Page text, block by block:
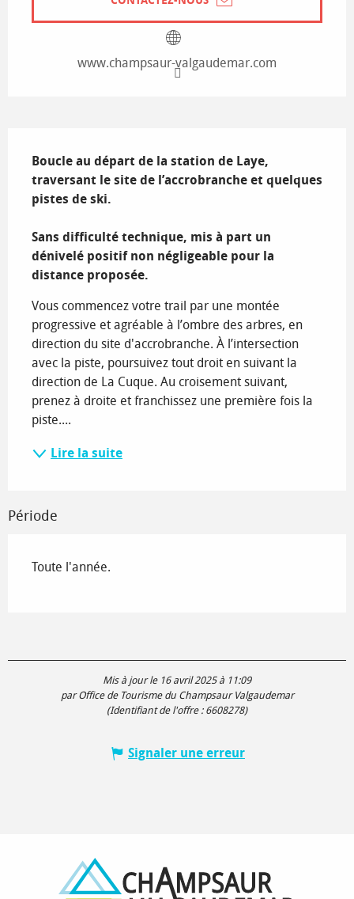
www.champsaur-valgaudemar.com
Boucle au départ de la station de Laye,
traversant le site de l’accrobranche et quelques
pistes de ski.
Sans difficulté technique, mis à part un
dénivelé positif non négligeable pour la
distance proposée.
Vous commencez votre trail par une montée
progressive et agréable à l’ombre des arbres, en
direction du site d'accrobranche. À l’intersection
avec la piste, poursuivez tout droit en suivant la
direction de La Cuque. Au croisement suivant,
prenez à droite et franchissez une première fois la
piste....
Lire la suite
Période
Toute l'année.
Mis à jour le 16 avril 2025 à 11:09
par Office de Tourisme du Champsaur Valgaudemar
(Identifiant de l'offre : 6608278)
Signaler une erreur